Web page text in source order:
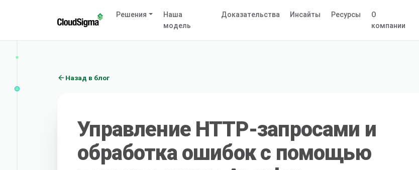
Решения
Наша
модель
Доказательства Инсайты Ресурсы
О
компании
Назад в блог
Управление HTTP-запросами и
обработка ошибок с помощью